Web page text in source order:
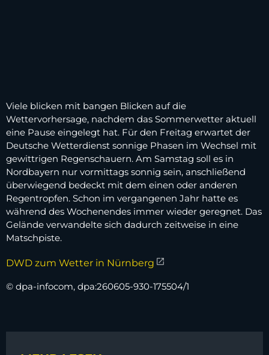
Viele blicken mit bangen Blicken auf die
Wettervorhersage, nachdem das Sommerwetter aktuell
eine Pause eingelegt hat. Für den Freitag erwartet der
Deutsche Wetterdienst sonnige Phasen im Wechsel mit
gewittrigen Regenschauern. Am Samstag soll es in
Nordbayern nur vormittags sonnig sein, anschließend
überwiegend bedeckt mit dem einen oder anderen
Regentropfen. Schon im vergangenen Jahr hatte es
während des Wochenendes immer wieder geregnet. Das
Gelände verwandelte sich dadurch zeitweise in eine
Matschpiste.
DWD zum Wetter in Nürnberg
© dpa-infocom, dpa:260605-930-175504/1